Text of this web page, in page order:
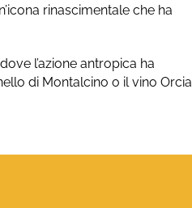
rinascimentale che ha
l’azione antropica ha
di Montalcino o il vino Orcia